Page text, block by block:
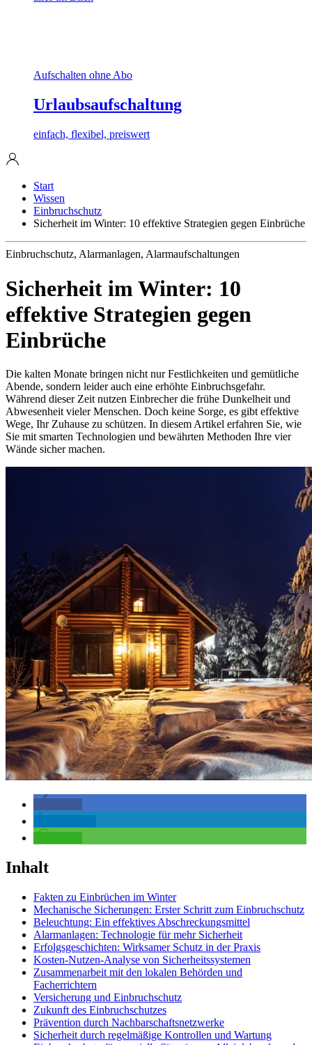
Aufschalten ohne Abo
Urlaubsaufschaltung
einfach, flexibel, preiswert
Start
Wissen
Einbruchschutz
Sicherheit im Winter: 10 effektive Strategien gegen Einbrüche
Einbruchschutz, Alarmanlagen, Alarmaufschaltungen
Sicherheit im Winter: 10
effektive Strategien gegen
Einbrüche
Die kalten Monate bringen nicht nur Festlichkeiten und gemütliche
Abende, sondern leider auch eine erhöhte Einbruchsgefahr.
Während dieser Zeit nutzen Einbrecher die frühe Dunkelheit und
Abwesenheit vieler Menschen. Doch keine Sorge, es gibt effektive
Wege, Ihr Zuhause zu schützen. In diesem Artikel erfahren Sie, wie
Sie mit smarten Technologien und bewährten Methoden Ihre vier
Wände sicher machen.
Inhalt
Fakten zu Einbrüchen im Winter
Mechanische Sicherungen: Erster Schritt zum Einbruchschutz
Beleuchtung: Ein effektives Abschreckungsmittel
Alarmanlagen: Technologie für mehr Sicherheit
Erfolgsgeschichten: Wirksamer Schutz in der Praxis
Kosten-Nutzen-Analyse von Sicherheitssystemen
Zusammenarbeit mit den lokalen Behörden und
Facherrichtern
Versicherung und Einbruchschutz
Zukunft des Einbruchschutzes
Prävention durch Nachbarschaftsnetzwerke
Sicherheit durch regelmäßige Kontrollen und Wartung